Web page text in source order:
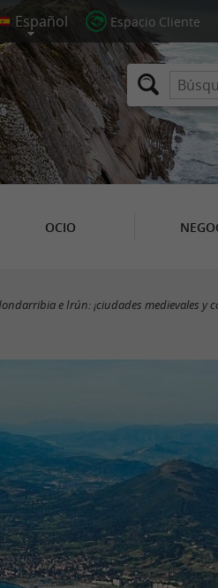
Espacio Cliente
OCIO
e Irún: ¡ciudades medievales y